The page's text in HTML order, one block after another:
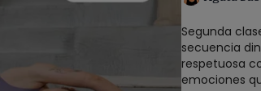
Segunda
secuencia
respetuosa
emociones